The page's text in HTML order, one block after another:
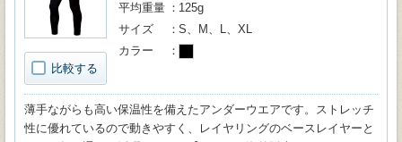
比較する
平均重量
125g
サイズ
S、M、L、XL
カラー
薄手ながらも高い保温性を備えたアンダーウエアです。ストレッチ
性に優れているので動きやすく、レイヤリングのベースレイヤーと